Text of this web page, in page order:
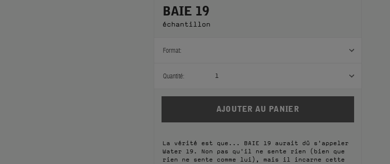
BAIE 19
échantillon
Format:
Quantité: 1
La vérité est que... BAIE 19 aurait dû s'appeler
Water 19. Non pas qu'il ne sente rien (bien que
rien ne sente comme lui), mais il incarne cette